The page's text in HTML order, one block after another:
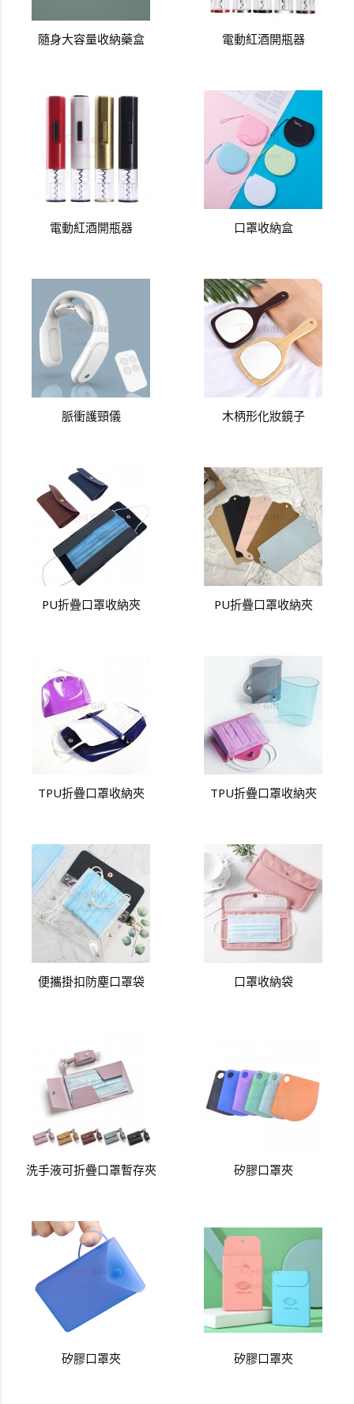
隨身大容量收納藥盒 電動紅酒開瓶器
電動紅酒開瓶器 口罩收納盒
脈衝護頸儀 木柄形化妝鏡子
PU折疊口罩收納夾 PU折疊口罩收納夾
TPU折疊口罩收納夾 TPU折疊口罩收納夾
便攜掛扣防塵口罩袋 口罩收納袋
洗手液可折疊口罩暫存夾 矽膠口罩夾
矽膠口罩夾 矽膠口罩夾